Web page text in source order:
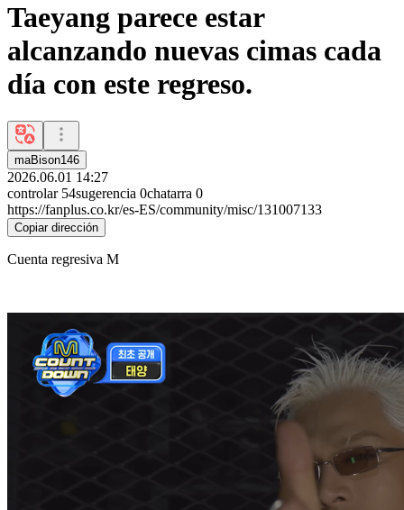
Taeyang parece estar
alcanzando nuevas cimas cada
día con este regreso.
maBison146
2026.06.01 14:27
controlar 54sugerencia 0chatarra 0
https://fanplus.co.kr/es-ES/community/misc/131007133
Copiar dirección
Cuenta regresiva M